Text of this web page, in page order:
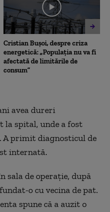
Cristian Bușoi, despre criza
energetică: „Populația nu va fi
afectată de limitările de
consum”
avea dureri
la spital, unde a fost
A primit diagnosticul de
internată.
sala de operație, după
o cu vecina de pat.
spune că a auzit o